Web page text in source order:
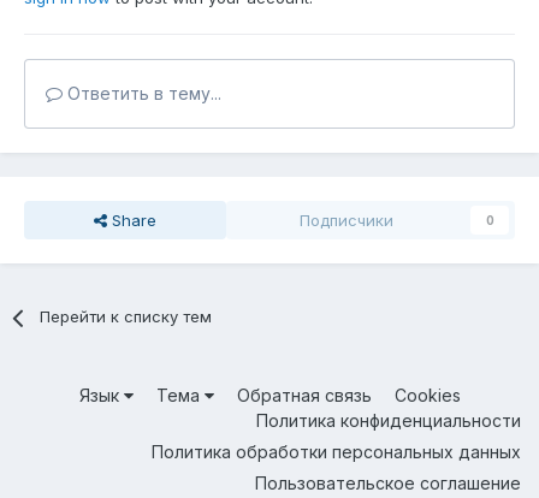
Ответить в тему...
Share Подписчики 0
Перейти к списку тем
Язык Тема Обратная связь
Cookies
Политика конфиденциальности
Политика обработки персональных данных
Пользовательское соглашение